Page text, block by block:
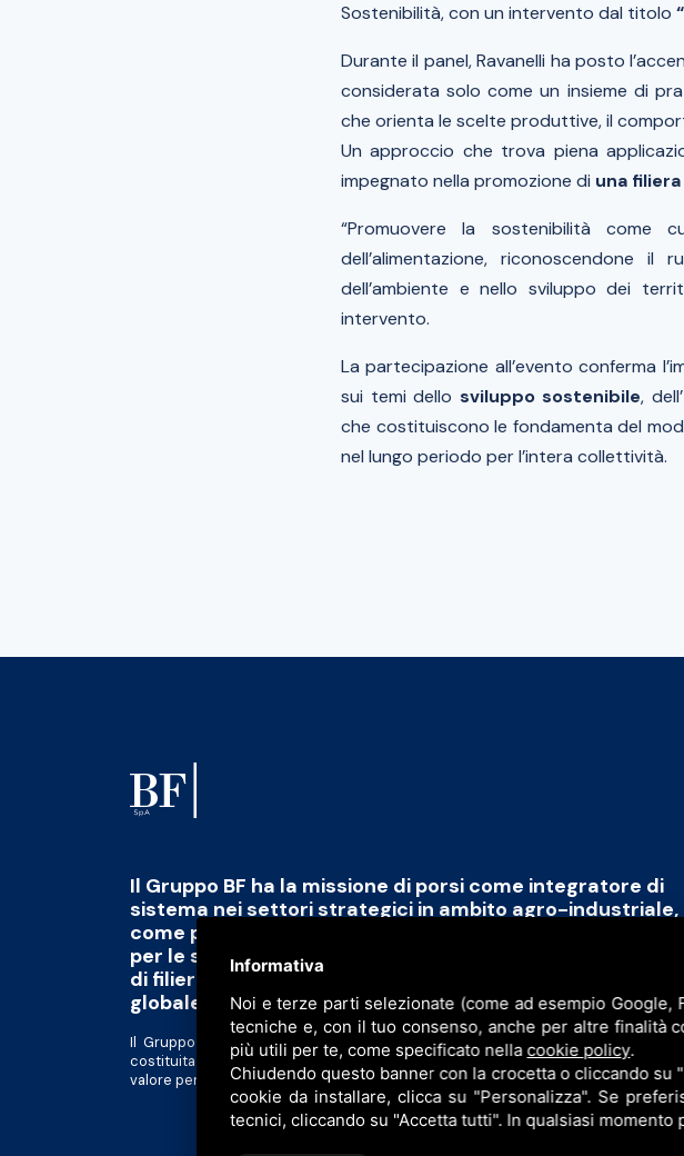
Sostenibilità, con un intervento dal titolo
Durante il panel, Ravanelli ha posto
considerata solo come un insieme di
che orienta le scelte produttive, il
Un approccio che trova piena
impegnato nella promozione di una
“Promuovere la sostenibilità come
dell’alimentazione, riconoscendone
dell’ambiente e nello sviluppo dei
intervento.
La partecipazione all’evento conferma
sui temi dello sviluppo sostenibile, dell’
che costituiscono le fondamenta del
nel lungo periodo per l’intera collettività.
Il Gruppo BF ha la missione di porsi come integratore di
sistema nei settori strategici in ambito agro-industriale,
come polo di eccellenza capace di formare il capitale
per le sfide del futuro abbinato alla promozione di un
di filiera di qualità, scalabile e tracciabile, replicabile a
globale
Il Gruppo BF è divenuto una piattaforma al servizio dell’intera filiera agro-
costituita da realtà tra loro complementari in forte sinergia con l’obiettivo di
valore per gli azionisti e tutti gli altri stakeholder.
Informativa
Noi e terze parti selezionate (come ad esempio
tecniche e, con il tuo consenso, anche per altre finalità
più utili per te, come specificato nella cookie policy.
Chiudendo questo banner con la crocetta o cliccando
cookie da installare, clicca su "Personalizza". Se
tecnici, cliccando su "Accetta tutti". In qualsiasi